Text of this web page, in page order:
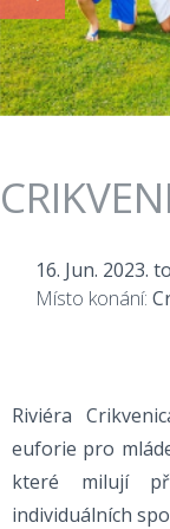
16. Jun. 2023. to
Místo konání:
Riviéra
euforie pro
které milují
individuálních